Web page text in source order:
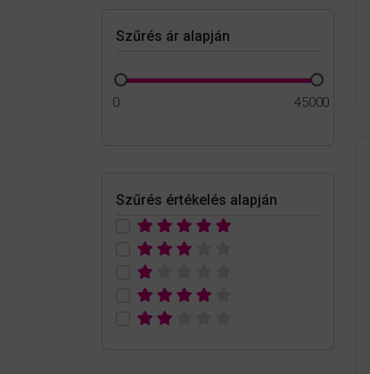
Szűrés ár alapján
0 45000
Szűrés értékelés alapján